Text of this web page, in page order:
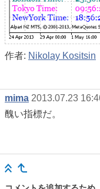
作者: Nikolay Kositsin
mima 2013.07.23
醜い指標だ。